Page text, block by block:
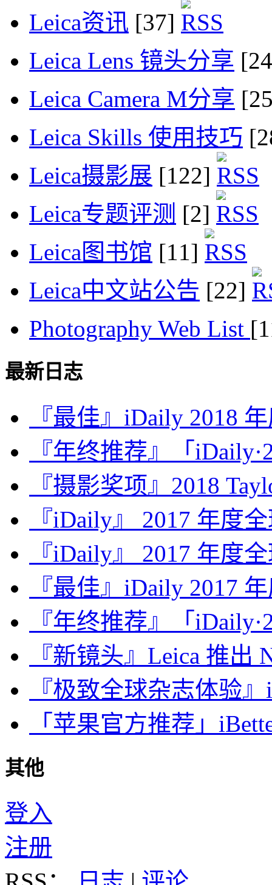
Leica资讯 [37]
Leica Lens 镜头分享
Leica Camera M分享
Leica Skills 使用技巧
Leica摄影展 [122]
Leica专题评测 [2]
Leica图书馆 [11]
Leica中文站公告 [22]
Photography Web List
最新日志
『最佳』iDaily 2018
『年终推荐』「
『摄影奖项』2018
『iDaily』 2017 年度
『iDaily』 2017 年度
『最佳』iDaily 2017
『年终推荐』「
『新镜头』Leica 推出
『极致全球杂志体验
「苹果官方推荐」
其他
登入
注册